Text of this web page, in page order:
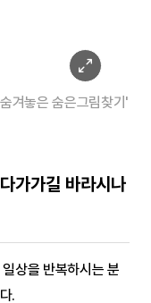
겨놓은 숨은그림찾기'
가가길 바라시나
상을 반복하시는 분
.